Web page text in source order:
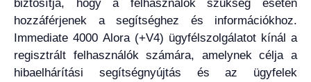
biztosítja, hogy a felhasználók szükség esetén
hozzáférjenek a segítséghez és információkhoz.
Immediate 4000 Alora (+V4) ügyfélszolgálatot kínál a
regisztrált felhasználók számára, amelynek célja a
hibaelhárítási segítségnyújtás és az ügyfelek